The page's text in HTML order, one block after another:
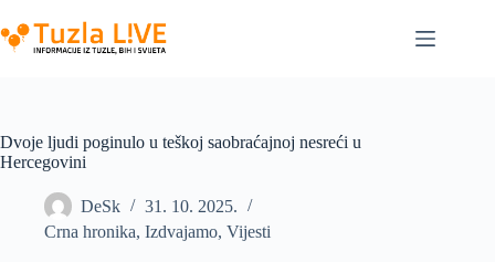
to
content
Dvoje ljudi poginulo u teškoj saobraćajnoj nesreći u
Hercegovini
DeSk
31. 10. 2025.
Crna hronika, Izdvajamo, Vijesti